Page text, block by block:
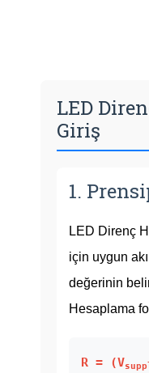
LED
Giriş
1.
LED Direnç
için uygun
değerinin
Hesaplama
R = (V